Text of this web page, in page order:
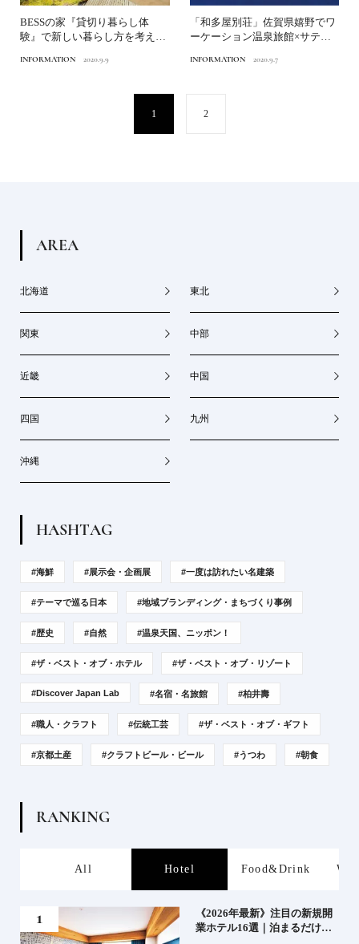
BESSの家『貸切り暮らし体
験』で新しい暮らし方を考え
INFORMATION 2020.9.9
「和多屋別荘」佐賀県嬉野でワ
ーケーション温泉旅館×サテラ
INFORMATION 2020.9.7
1 2
AREA
北海道 東北
関東 中部
近畿 中国
四国 九州
沖縄
HASHTAG
#海鮮 #展示会・企画展 #一度は訪れたい名建築
#テーマで巡る日本 #地域ブランディング・まちづくり事例
#歴史 #自然 #温泉天国、ニッポン！
#ザ・ベスト・オブ・ホテル #ザ・ベスト・オブ・リゾート
#Discover Japan Lab #名宿・名旅館 #柏井壽
#職人・クラフト #伝統工芸 #ザ・ベスト・オブ・ギフト
#京都土産 #クラフトビール・ビール #うつわ #朝食
RANKING
All Hotel Food&Drink
《2026年最新》注目の新規開
業ホテル16選｜泊まるだけで